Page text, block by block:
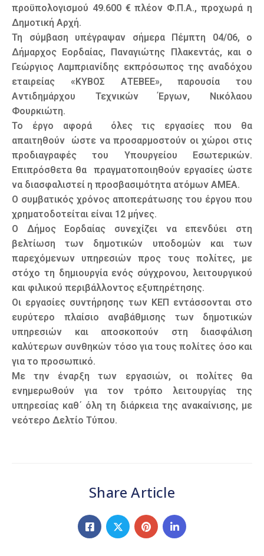
προϋπολογισμού 49.600 € πλέον Φ.Π.Α., προχωρά η
Δημοτική Αρχή.
Τη σύμβαση υπέγραψαν σήμερα Πέμπτη 04/06, ο
Δήμαρχος Εορδαίας, Παναγιώτης Πλακεντάς, και ο
Γεώργιος Λαμπριανίδης εκπρόσωπος της αναδόχου
εταιρείας «ΚΥΒΟΣ ΑΤΕΒΕΕ», παρουσία του
Αντιδημάρχου Τεχνικών Έργων, Νικόλαου
Φουρκιώτη.
Το έργο αφορά όλες τις εργασίες που θα
απαιτηθούν ώστε να προσαρμοστούν οι χώροι στις
προδιαγραφές του Υπουργείου Εσωτερικών.
Επιπρόσθετα θα πραγματοποιηθούν εργασίες ώστε
να διασφαλιστεί η προσβασιμότητα ατόμων ΑΜΕΑ.
Ο συμβατικός χρόνος αποπεράτωσης του έργου που
χρηματοδοτείται είναι 12 μήνες.
Ο Δήμος Εορδαίας συνεχίζει να επενδύει στη
βελτίωση των δημοτικών υποδομών και των
παρεχόμενων υπηρεσιών προς τους πολίτες, με
στόχο τη δημιουργία ενός σύγχρονου, λειτουργικού
και φιλικού περιβάλλοντος εξυπηρέτησης.
Οι εργασίες συντήρησης των ΚΕΠ εντάσσονται στο
ευρύτερο πλαίσιο αναβάθμισης των δημοτικών
υπηρεσιών και αποσκοπούν στη διασφάλιση
καλύτερων συνθηκών τόσο για τους πολίτες όσο και
για το προσωπικό.
Με την έναρξη των εργασιών, οι πολίτες θα
ενημερωθούν για τον τρόπο λειτουργίας της
υπηρεσίας καθ΄ όλη τη διάρκεια της ανακαίνισης, με
νεότερο Δελτίο Τύπου.
Share Article